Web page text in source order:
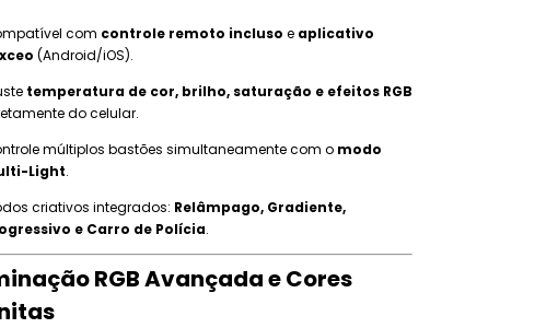
com controle remoto incluso e aplicativo
(Android/iOS).
temperatura de cor, brilho, saturação e efeitos RGB
do celular.
múltiplos bastões simultaneamente com o modo
Light.
criativos integrados: Relâmpago, Gradiente,
e Carro de Polícia.
RGB Avançada e Cores